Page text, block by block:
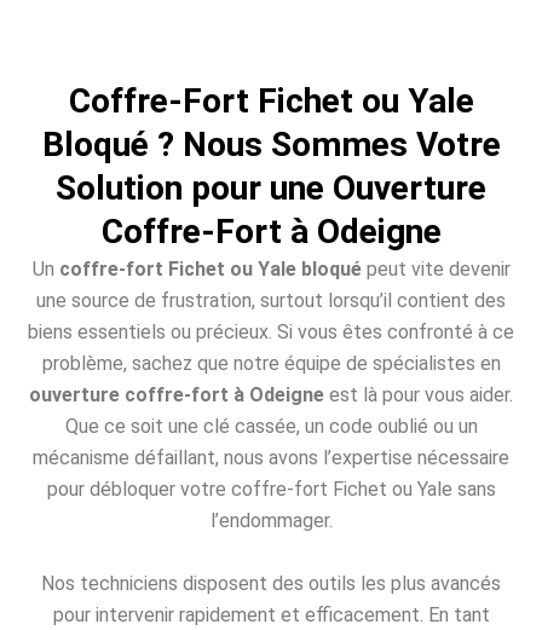
Coffre-Fort Fichet ou Yale
Bloqué ? Nous Sommes Votre
Solution pour une Ouverture
Coffre-Fort à Odeigne
Un coffre-fort Fichet ou Yale bloquépeut vite devenir
une source de frustration, surtout lorsqu’il contient des
biens essentiels ou précieux. Si vous êtes confronté à ce
problème, sachez que notre équipe de spécialistes en
ouverture coffre-fort à Odeigne est là pour vous aider.
Que ce soit une clé cassée, un code oublié ou un
mécanisme défaillant, nous avons l’expertise nécessaire
pour débloquer votre coffre-fort Fichet ou Yale sans
l’endommager.
Nos techniciens disposent des outils les plus avancés
pour intervenir rapidement et efficacement. En tant